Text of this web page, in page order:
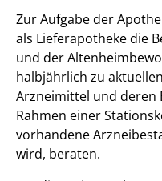
Zur Aufgabe der
als Lieferapotheke die
und der
halbjährlich zu
Arzneimittel und deren
Rahmen einer
vorhandene
wird, beraten.